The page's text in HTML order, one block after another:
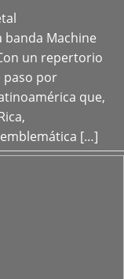
banda Machine
un repertorio
paso por
que,
emblemática […]